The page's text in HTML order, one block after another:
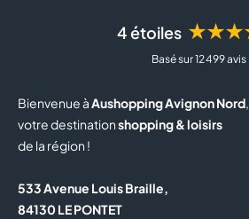
BURGER KING
BUT
BZB
CALZEDONIA
4 étoiles
Basé sur 12 499 avis
Bienvenue àAushopping Avignon Nord,
votre destinationshopping & loisirs
de la région !
533 Avenue Louis Braille,
84130 LE PONTET